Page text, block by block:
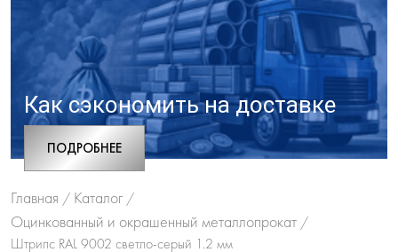
Как сэкономить на доставке
ПОДРОБНЕЕ
Главная / Каталог /
Оцинкованный и окрашенный металлопрокат /
Штрипс RAL 9002 светло-серый 1.2 мм